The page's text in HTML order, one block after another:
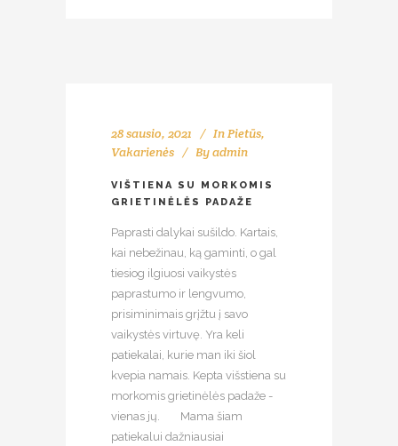
28 sausio, 2021 InPietūs,
Vakarienės
Byadmin
VIŠTIENA SU MORKOMIS
GRIETINĖLĖS PADAŽE
Paprasti dalykai sušildo. Kartais,
kai nebežinau, ką gaminti, o gal
tiesiog ilgiuosi vaikystės
paprastumo ir lengvumo,
prisiminimais grįžtu į savo
vaikystės virtuvę. Yra keli
patiekalai, kurie man iki šiol
kvepia namais. Kepta višstiena su
morkomis grietinėlės padaže -
vienas jų. ⠀⠀Mama šiam
patiekalui dažniausiai